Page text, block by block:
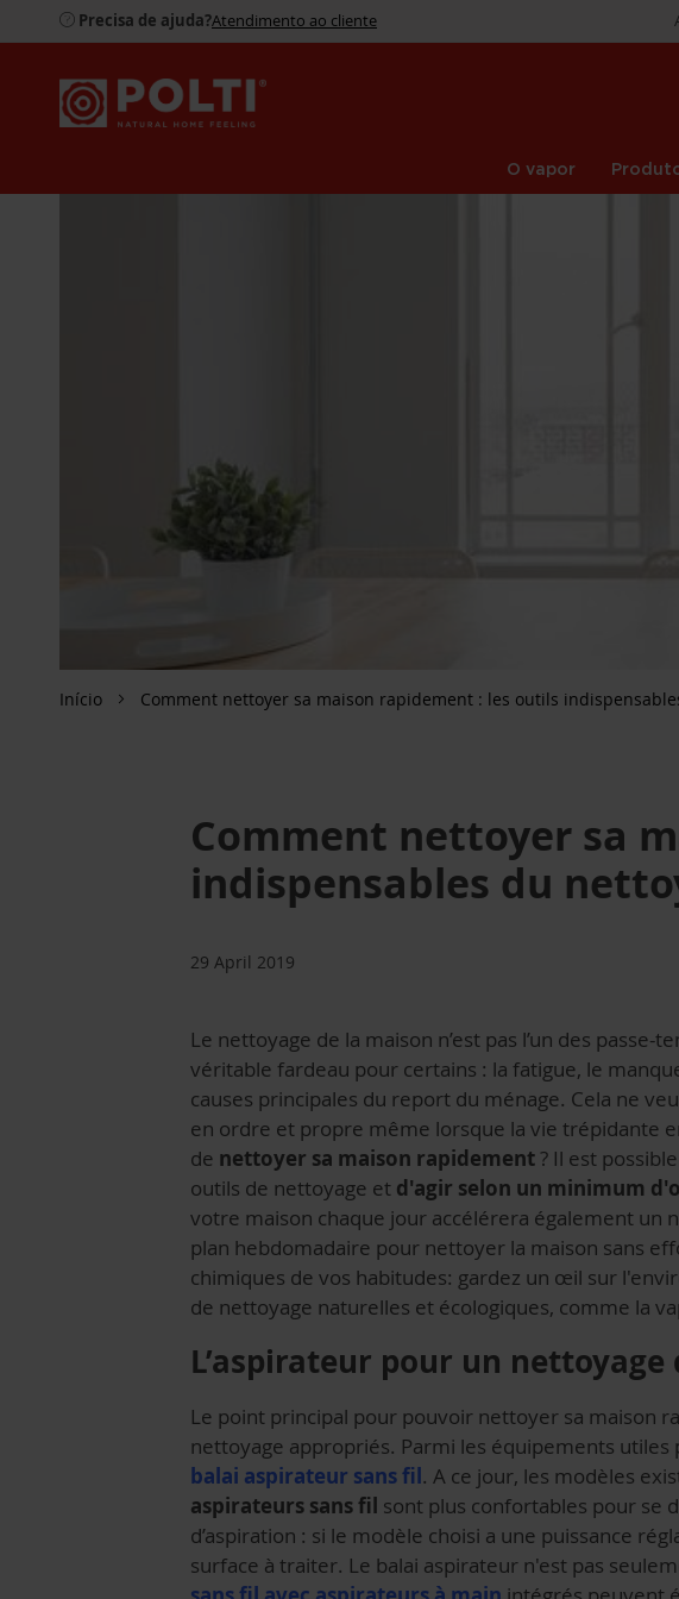
Precisa de ajuda?Atendimento ao cliente
O vapor
Início Comment nettoyer sa maison rapidement : les outils
Comment nettoyer sa
indispensables du
29 April 2019
Le nettoyage de la maison n’est pas l’un des passe-
véritable fardeau pour certains : la fatigue, le
causes principales du report du ménage. Cela ne
en ordre et propre même lorsque la vie trépidante
de nettoyer sa maison rapidement ? Il est
outils de nettoyage et d'agir selon un minimum
votre maison chaque jour accélérera également
plan hebdomadaire pour nettoyer la maison sans
chimiques de vos habitudes: gardez un œil sur
de nettoyage naturelles et écologiques, comme la
L’aspirateur pour un
Le point principal pour pouvoir nettoyer sa maison
nettoyage appropriés. Parmi les équipements
balai aspirateur sans fil. A ce jour, les modèles
aspirateurs sans fil sont plus confortables pour se
d’aspiration : si le modèle choisi a une puissance
surface à traiter. Le balai aspirateur n'est pas